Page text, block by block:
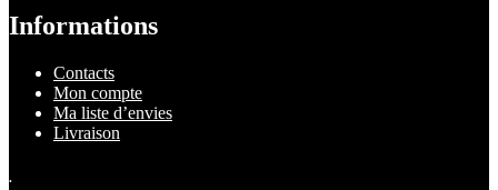
Informations
Contacts
Mon compte
Ma liste d’envies
Livraison
.